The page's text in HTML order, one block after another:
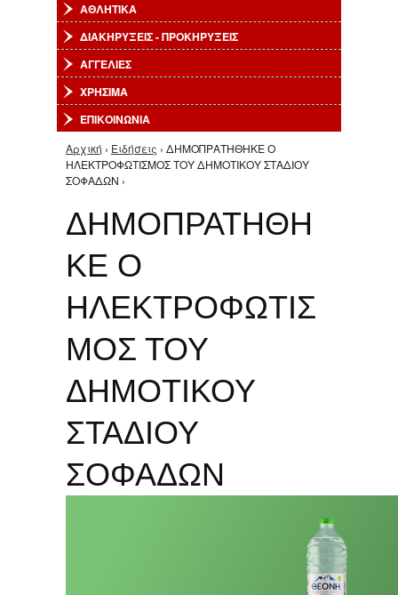
ΑΘΛΗΤΙΚΑ
ΔΙΑΚΗΡΥΞΕΙΣ - ΠΡΟΚΗΡΥΞΕΙΣ
ΑΓΓΕΛΙΕΣ
ΧΡΗΣΙΜΑ
ΕΠΙΚΟΙΝΩΝΙΑ
Είστε εδώ
Αρχική › Ειδήσεις › ΔΗΜΟΠΡΑΤΗΘΗΚΕ Ο
ΗΛΕΚΤΡΟΦΩΤΙΣΜΟΣ ΤΟΥ ΔΗΜΟΤΙΚΟΥ ΣΤΑΔΙΟΥ
ΣΟΦΑΔΩΝ ›
ΔΗΜΟΠΡΑΤΗΘΗ
ΚΕ Ο
ΗΛΕΚΤΡΟΦΩΤΙΣ
ΜΟΣ ΤΟΥ
ΔΗΜΟΤΙΚΟΥ
ΣΤΑΔΙΟΥ
ΣΟΦΑΔΩΝ